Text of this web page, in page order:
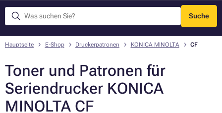
Suche
Menü
Hauptseite E-Shop Druckerpatronen KONICA MINOLTA CF
Toner und Patronen für
Seriendrucker KONICA
MINOLTA CF